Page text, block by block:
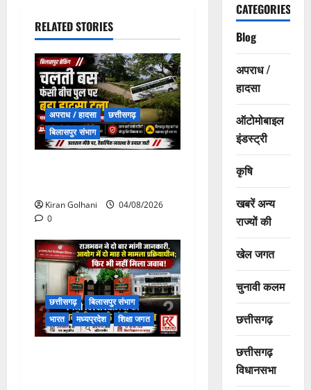
RELATED STORIES
अपराध / हादसा
छत्तीसगढ़
बिलासपुर संभाग
Kiran Golhani
04/08/2026
0
छत्तीसगढ़
बिलासपुर संभाग
भारत
मध्यप्रदेश शिक्षा जगत
CATEGORIES
Blog
अपराध /
हादसा
ऑटोमोबाइल
इंडस्ट्री
कृषि
खबरें अन्य
राज्यों की
खेल जगत
चुनावी कलम
छत्तीसगढ़
छत्तीसगढ़
विधानसभा